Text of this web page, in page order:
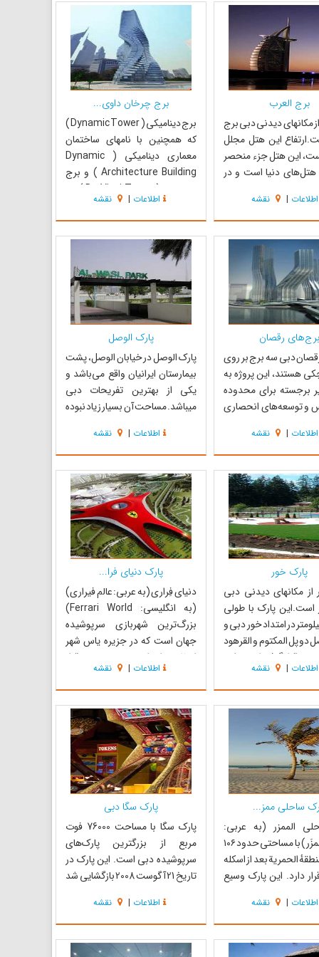
بازار، کالاهایی مانند
کیف و کفش،...
سنتی است، از بدلیجات و سنگ‌های
قیمتی تزیینی تا لباس‌های حریر ع...
برج العرب
مکانهای دیدنی دبی برج
این هتل مجلل
است، این هتل جزء منحصر
هتل‌های دنیا است و در
خلیج فارس قراردارد
طریق راهی منحنی شکل به
.برج العرب برای مدتی
و هنوز می‌توان ا...
اطلاعات | نقشه
برج چرخان داوی...
برج دینامیکی ( Dynamic Tower )
که همچنین با نامهای ساختمان
معماری دینامیکی ( Dynamic
Architecture Building ) و برج
داوینچی ( Da Vinci Tower ) نیز
معروف است یک طرح آسمانخراش
۴۲۰ متری – ۸۰ طبقه ای برای شهر
دبی است. معمار این برج چرخان
دیوید فیشر است. این برج این
قابلیت را دارد که هر ط...
اطلاعات | نقشه
برج‌های رقصان
دبی سه برج بر روی
هستند، این پروژه به
برجسته برای محدوده
و توسعه‌های انحصاری
دبی میباشند. حجم
دار برج‌ها با ترکیب
احجام، طراحی و
است. این برج‌ها از
دبی...
اطلاعات | نقشه
پارک الوصل
پارک الوصل در خیابان الوصل، پشت
بیمارستان ایرانیان واقع می‌باشد و
یکی از بهترین تفریحات دبی
میباشد. مساحت آن بسیار زیاد نبوده
کودکان است. پارک الوصل یکی دیگر
از تفریحات دبی به شمار میرود که
ساعات کاری پارک از 8 صبح تا 10 شب
می‌باشد و در روزهای تعطیل تا 1،...
اطلاعات | نقشه
پارک خور
از مکانهای دیدنی دبی
است.این پارک با طولی
2.6 کیلومتر در امتداد خور دبی و
دو پل المکتوم و القرهود
قرار گرفته است. شهر
پارک قرار دارد. سرزمین
در مجاورت این پارک قرار
اینجا شما می‌توانید
ییلا...
اطلاعات | نقشه
پارک دنیای فرا...
دنیای فِراری (به عربی: عالم فیراری)
(به انگلیسی: Ferrari World)
بزرگ‌ترین شهربازی سرپوشیده
جهان است که در جزیره یاس شهر
ابوظبی، امارات متحده عربی قرار
دارد که با مضمون فراری ساخته شده
است. دنیای فراری بزرگ‌ترین
شهربازی مضمونی جهان نیز
می‌باشد. مساحت سقف این
شهربازی ۲۰۰،۰۰۰ مترمربع (۲،...
اطلاعات | نقشه
ساحلی ممز...
الممزر (به عربی:
حَدیقَة اَلمَمزَر ) با مساحتی حدود ۱۰۶
الحمریة بعد از اسکله
دارد. این پارک وسیع
کودکان، چمنزارهای
درختان و بوته زارهای
که تفرجگاه آرامی را
اطلاعات | نقشه
پارک سگا دبی
پارک سگا با مساحت 76000 فوت
مربع از بزرگترین پارک‌های
سرپوشیده دبی است. این پارک در
تاریخ 21 آگوست 2008 بازگشایی شد
مجزا طراحی شده. این پارک یکی از
مراکز تفریحی دبی است که برای
اطلاعات | نقشه